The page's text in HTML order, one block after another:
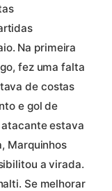
Na primeira
fez uma falta
de costas
e gol de
estava
Marquinhos
a virada.
Se melhorar